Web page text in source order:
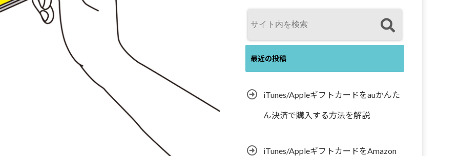
最近の投稿
iTunes/Appleギフトカードをauかんた
ん決済で購入する方法を解説
iTunes/AppleギフトカードをAmazon